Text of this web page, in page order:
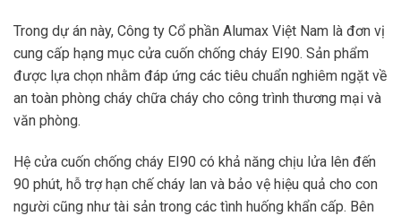
Trong dự án này, Công ty Cổ phần Alumax Việt Nam là đơn vị
cung cấp hạng mục cửa cuốn chống cháy EI90. Sản phẩm
được lựa chọn nhằm đáp ứng các tiêu chuẩn nghiêm ngặt về
an toàn phòng cháy chữa cháy cho công trình thương mại và
văn phòng.
Hệ cửa cuốn chống cháy EI90 có khả năng chịu lửa lên đến
90 phút, hỗ trợ hạn chế cháy lan và bảo vệ hiệu quả cho con
người cũng như tài sản trong các tình huống khẩn cấp. Bên